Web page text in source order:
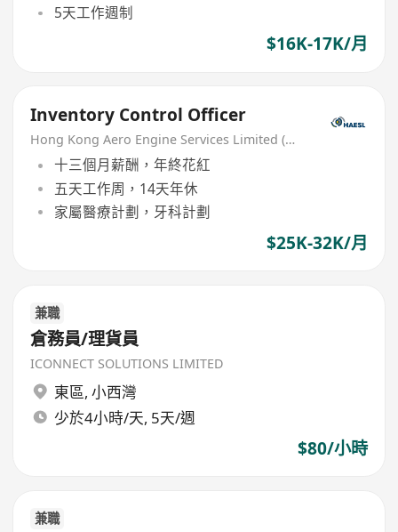
5天工作週制
$16K-17K/月
Inventory Control Officer
Hong Kong Aero Engine Services Limited (HAESL)
十三個月薪酬，年終花紅
五天工作周，14天年休
家屬醫療計劃，牙科計劃
$25K-32K/月
兼職
倉務員/理貨員
ICONNECT SOLUTIONS LIMITED
東區, 小西灣
少於4小時/天, 5天/週
$80/小時
兼職